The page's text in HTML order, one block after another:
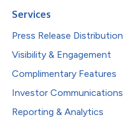
Services
Press Release Distribution
Visibility & Engagement
Complimentary Features
Investor Communications
Reporting & Analytics